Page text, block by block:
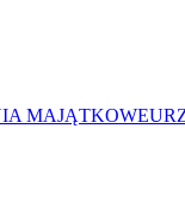
MAJĄTKOWE